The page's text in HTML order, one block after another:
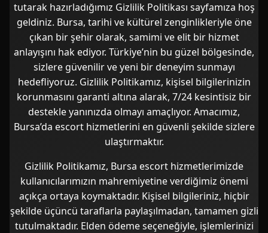
tutarak hazırladığımız Gizlilik Politikası sayfamıza hoş
geldiniz. Bursa, tarihi ve kültürel zenginlikleriyle öne
çıkan bir şehir olarak, samimi ve elit bir hizmet
anlayışını hak ediyor. Türkiye’nin bu güzel bölgesinde,
sizlere güvenilir ve yeni bir deneyim sunmayı
hedefliyoruz. Gizlilik Politikamız, kişisel bilgilerinizin
korunmasını garanti altına alarak, 7/24 kesintisiz bir
destekle yanınızda olmayı amaçlıyor. Amacımız,
Bursa’da escort hizmetlerini en güvenli şekilde sizlere
ulaştırmaktır.
Gizlilik Politikamız, Bursa escort hizmetlerimizde
kullanıcılarımızın mahremiyetine verdiğimiz önemi
açıkça ortaya koymaktadır. Kişisel bilgileriniz, hiçbir
şekilde üçüncü taraflarla paylaşılmadan, tamamen gizli
tutulmaktadır. Elden ödeme seçeneğiyle, işlemlerinizi